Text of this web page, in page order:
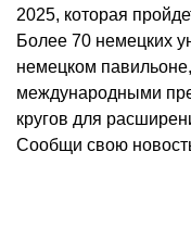
2025, которая
Более 70 немецких
немецком
международными
кругов для
Сообщи свою